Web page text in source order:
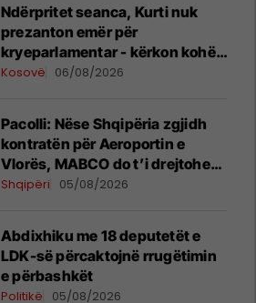
Ndërpritet seanca, Kurti nuk
prezanton emër për
kryeparlamentar - kërkon kohë
shtesë për marrëveshje politike
Kosovë 06/08/2026
Pacolli: Nëse Shqipëria zgjidh
kontratën për Aeroportin e
Vlorës, MABCO do t’i drejtohet
arbitrazhit ndërkombëtar
Shqipëri 05/08/2026
Abdixhiku me 18 deputetët e
LDK-së përcaktojnë rrugëtimin
e përbashkët
Politikë 05/08/2026